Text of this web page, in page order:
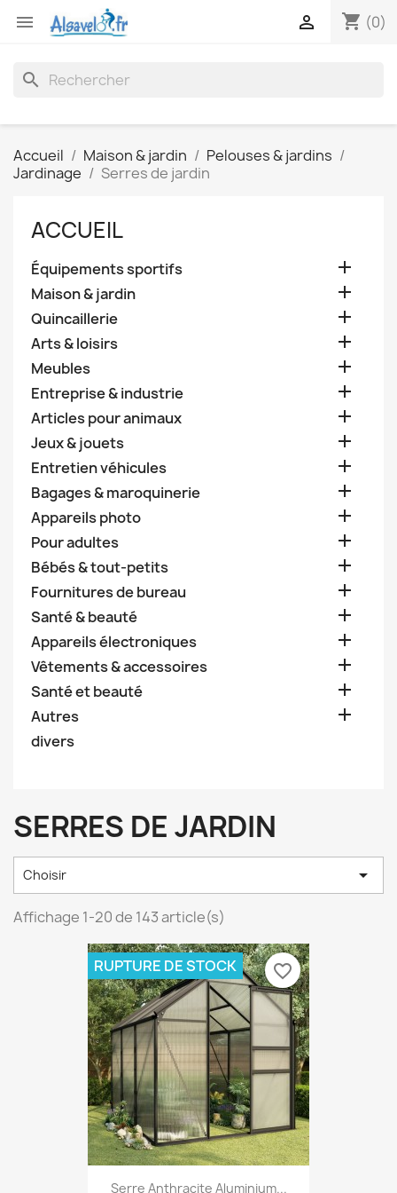
 shopping_cart (0)

search
Accueil Maison & jardin
Pelouses & jardins
Jardinage
Serres de jardin
ACCUEIL
Équipements sportifs 
Maison & jardin 
Quincaillerie 
Arts & loisirs 
Meubles 
Entreprise & industrie 
Articles pour animaux 
Jeux & jouets 
Entretien véhicules 
Bagages & maroquinerie 
Appareils photo 
Pour adultes 
Bébés & tout-petits 
Fournitures de bureau 
Santé & beauté 
Appareils électroniques 
Vêtements & accessoires 
Santé et beauté 
Autres 
divers
SERRES DE JARDIN
Choisir 
Affichage 1-20 de 143 article(s)
Serre Anthracite Aluminium...
RUPTURE DE STOCK favorite_border